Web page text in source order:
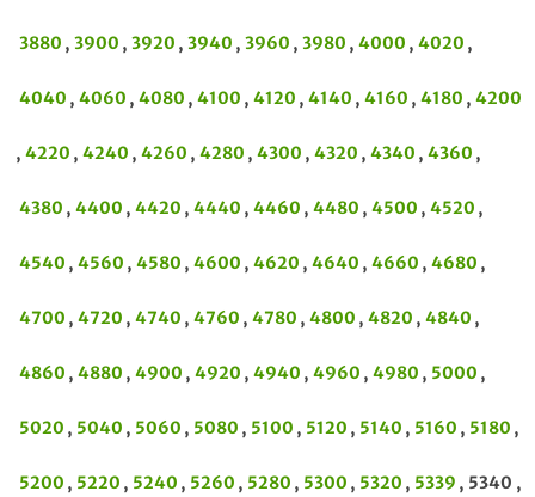
3880 , 3900 , 3920 , 3940 , 3960 , 3980 , 4000 , 4020 ,
4040 , 4060 , 4080 , 4100 , 4120 , 4140 , 4160 , 4180 , 4200
, 4220 , 4240 , 4260 , 4280 , 4300 , 4320 , 4340 , 4360 ,
4380 , 4400 , 4420 , 4440 , 4460 , 4480 , 4500 , 4520 ,
4540 , 4560 , 4580 , 4600 , 4620 , 4640 , 4660 , 4680 ,
4700 , 4720 , 4740 , 4760 , 4780 , 4800 , 4820 , 4840 ,
4860 , 4880 , 4900 , 4920 , 4940 , 4960 , 4980 , 5000 ,
5020 , 5040 , 5060 , 5080 , 5100 , 5120 , 5140 , 5160 , 5180 ,
5200 , 5220 , 5240 , 5260 , 5280 , 5300 , 5320 , 5339 , 5340 ,